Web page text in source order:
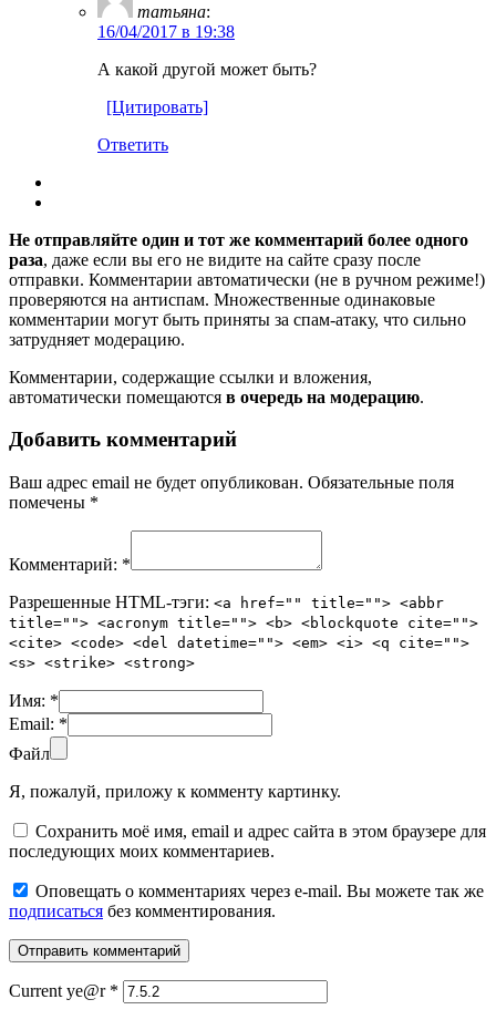
татьяна:
16/04/2017 в 19:38
А какой другой может быть?
[Цитировать]
Ответить
Не отправляйте один и тот же комментарий более одного
раза, даже если вы его не видите на сайте сразу после
отправки. Комментарии автоматически (не в ручном режиме!)
проверяются на антиспам. Множественные одинаковые
комментарии могут быть приняты за спам-атаку, что сильно
затрудняет модерацию.
Комментарии, содержащие ссылки и вложения,
автоматически помещаются в очередь на модерацию.
Добавить комментарий
Ваш адрес email не будет опубликован. Обязательные поля
помечены *
Комментарий: *
Разрешенные HTML-тэги: <a href="" title=""> <abbr
title=""> <acronym title=""> <b> <blockquote cite="">
<cite> <code> <del datetime=""> <em> <i> <q cite="">
<s> <strike> <strong>
Имя: *
Email: *
Файл
Я, пожалуй, приложу к комменту картинку.
Сохранить моё имя, email и адрес сайта в этом браузере для
последующих моих комментариев.
Оповещать о комментариях через e-mail. Вы можете так же
подписаться без комментирования.
Current ye@r *